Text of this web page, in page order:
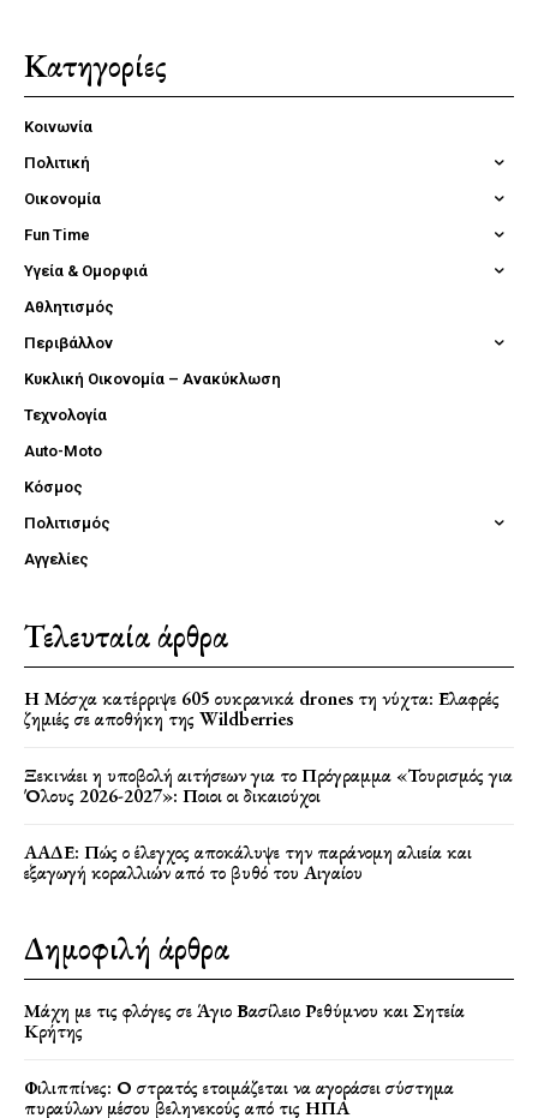
Κατηγορίες
Κοινωνία
Πολιτική
Οικονομία
Fun Time
Υγεία & Ομορφιά
Αθλητισμός
Περιβάλλον
Κυκλική Οικονομία – Ανακύκλωση
Τεχνολογία
Auto-Moto
Κόσμος
Πολιτισμός
Αγγελίες
Τελευταία άρθρα
Η Μόσχα κατέρριψε 605 ουκρανικά drones τη νύχτα: Ελαφρές
ζημιές σε αποθήκη της Wildberries
Ξεκινάει η υποβολή αιτήσεων για το Πρόγραμμα «Τουρισμός για
Όλους 2026-2027»: Ποιοι οι δικαιούχοι
ΑΑΔΕ: Πώς ο έλεγχος αποκάλυψε την παράνομη αλιεία και
εξαγωγή κοραλλιών από το βυθό του Αιγαίου
Δημοφιλή άρθρα
Μάχη με τις φλόγες σε Άγιο Βασίλειο Ρεθύμνου και Σητεία
Κρήτης
Φιλιππίνες: Ο στρατός ετοιμάζεται να αγοράσει σύστημα
πυραύλων μέσου βεληνεκούς από τις ΗΠΑ